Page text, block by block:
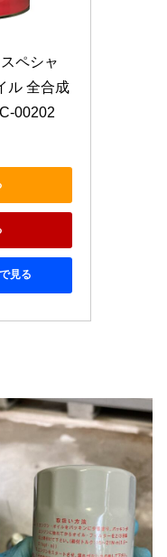
ペシャ
ル 全合成
00202
見る